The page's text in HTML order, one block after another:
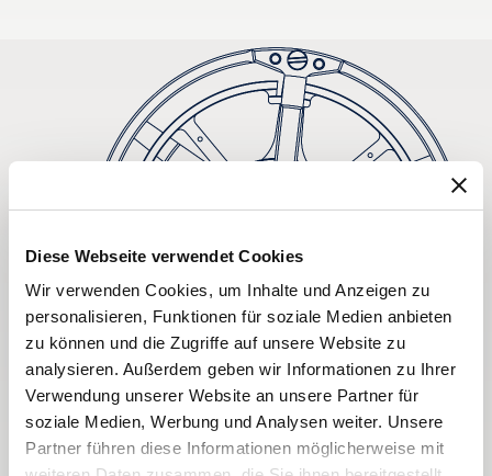
Diese Webseite verwendet Cookies
Wir verwenden Cookies, um Inhalte und Anzeigen zu
personalisieren, Funktionen für soziale Medien anbieten
zu können und die Zugriffe auf unsere Website zu
analysieren. Außerdem geben wir Informationen zu Ihrer
Verwendung unserer Website an unsere Partner für
soziale Medien, Werbung und Analysen weiter. Unsere
Partner führen diese Informationen möglicherweise mit